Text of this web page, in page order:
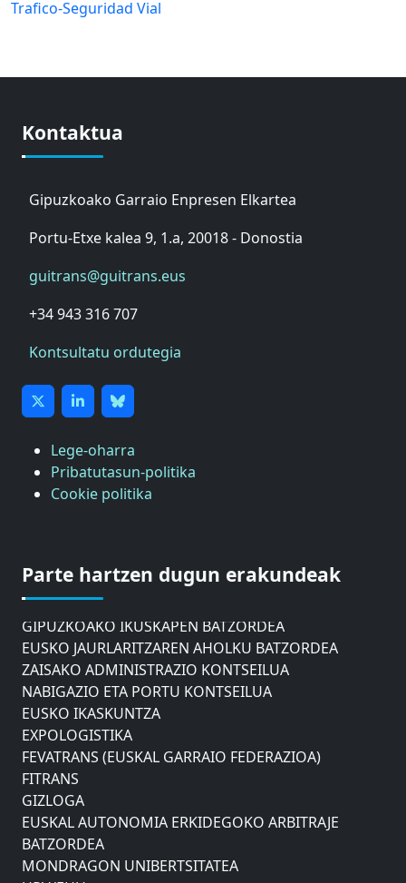
Trafico-Seguridad Vial
Kontaktua
Gipuzkoako Garraio Enpresen Elkartea
Portu-Etxe kalea 9, 1.a, 20018 - Donostia
guitrans@guitrans.eus
+34 943 316 707
Kontsultatu ordutegia
Lege-oharra
Pribatutasun-politika
Cookie politika
Parte hartzen dugun erakundeak
DONOSTIAKO UDALEKO MUGIKORTASUNERAKO
AHOLKU BATZORDEA
GIPUZKOAKO IKUSKAPEN BATZORDEA
EUSKO JAURLARITZAREN AHOLKU BATZORDEA
ZAISAKO ADMINISTRAZIO KONTSEILUA
NABIGAZIO ETA PORTU KONTSEILUA
EUSKO IKASKUNTZA
EXPOLOGISTIKA
FEVATRANS (EUSKAL GARRAIO FEDERAZIOA)
FITRANS
GIZLOGA
EUSKAL AUTONOMIA ERKIDEGOKO ARBITRAJE
BATZORDEA
MONDRAGON UNIBERTSITATEA